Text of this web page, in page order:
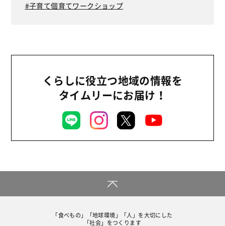
子育て個育てワークショップ
くらしに役立つ地域の情報を
タイムリーにお届け！
「食べもの」「地球環境」「人」を大切にした
「社会」をつくります